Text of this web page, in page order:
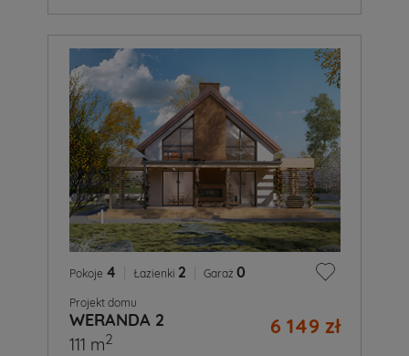
Pokoje 4 Łazienki 2 Garaż 0
Projekt domu
WERANDA 2 6 149 zł
111 m2